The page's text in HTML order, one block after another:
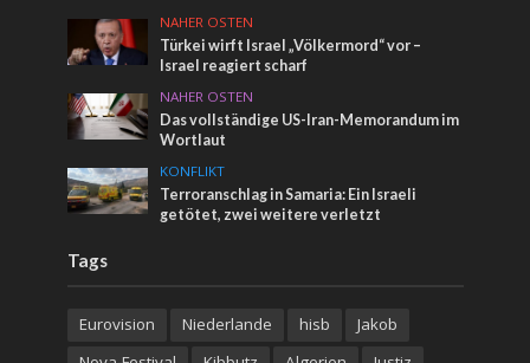
NAHER OSTEN
Türkei wirft Israel „Völkermord“ vor –
Israel reagiert scharf
NAHER OSTEN
Das vollständige US-Iran-Memorandum im
Wortlaut
KONFLIKT
Terroranschlag in Samaria: Ein Israeli
getötet, zwei weitere verletzt
Tags
Eurovision Niederlande hisb
Jakob